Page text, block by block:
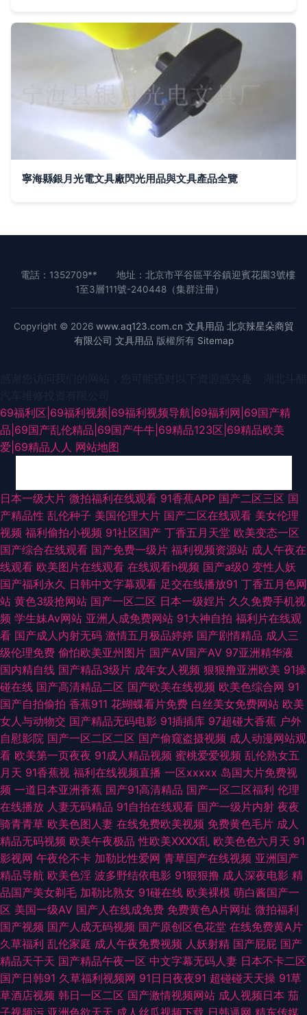
寧海縣銀月光電文具廠閃光用品與文具產品全覽
電話：1352709**
地址：北京市平谷區平谷鎮迎賓花園3號樓
1至3層111號-240448（集群注冊）
Copyright © 2026 www.aq123.com.cn 文具用品 北京辣星朵商貿
有限公司 文具用品 版權所有 Sitemap
69福利区|69福利视频|69福利视频导航|69福利网|69国产精
品|69国产乱伦精品|69国产牛牛|69精品123区|69精品欧美
爱|69精品人人 网站地图
国产91在线资源 国产丝袜自拍 91蜜臀刺激网 国产欧美首页 青草无码一区二
区 伊人太香蕉 av91传媒 黄色精品网址 五月丁香最新资源 91九色海角涩涩
国产精品婷婷综合 人人射亚洲 91激情乱伦 狼友色av 1024成人在线观看 大
香蕉亚洲伊人 人妻社区 91免费国产视频 国产传媒中文字幕 内射人妖 偷拍视
频无码91 91极品视频 大香蕉老怡红院 欧美孕妇日P视频 91r福利 91黄在线观
看永久免费版 国产精品久久66 日韩三四五区 91蝌蚪视频在线 超碰91久久网
日本美女网站AV 大香蕉资源站 免费在线www 91白丝少妇 95青娱国内视频
久草福利欧美 手机偷拍色图 91超在线视频公开 操草草屁屁 九一成人 午夜成
人3d网 91久久蝌蚪视频 囯产精品一二三 欧韩免费视频 丝袜人妻无码网址
91久久欧美极品 操日韩第一页 精品综合人妻在线 欧美日韩成人精品综合 91
超碰青青 不卡一区二区在线 精品久久AV大香蕉 深夜91福利社 91操碎 91宅
女天堂 久久草久久爽 欧美性爱网第一页 在线观看污 AV福利地址 伦理片日本
五月花社区午夜 91国产丝袜在线观看 国产91尤物视频网址 日韩欧美一级 91
白丝网站 91网站快播传媒 黄色性情网站 日韩成人日韩精品 91巨炮永久 第一
福利视频导航 人人操超碰91 综合色久悠悠 91网址在线观看视频 国产黄在线
免费观看 亚洲欧美成人AAA 91探花福利视频 韩日精品在线 日韩无码第12页
日本一级大片 微拍福利在线观看 91香蕉APP 国产二区三区 国
产精品性 乱伦种子 美国伦理大片 国产二区在线观看 美女伦理
视频 福利偷拍小视频 91社区国产 丁香五月天堂 欧美变态一区
国产综合在线观看 国产免费一级片 福利视频资源站 成人午夜在
线观看 欧美图片在线观看 在线观看h视频 国产a级0 变性人妖
国产福利永久 日韩中文字幕观看 足交在线播放91 丁香五月色网
站 黄色3级抢网站 国产一区二区 日本一级婬片 久久免费手机视
频 学生妹Av网站 亚洲人成免费网站 91大神自拍 福利片在线观
看 国产成人内射无码 激情五月极品婷婷 国产剧情精品 成人三
级伦理免费 偷怕欧美亚州图片 国产AV国产AV 97亚洲精华液
国内精自线 国产精品3级片 成年女人视频 狠狠撸亚洲欧美 91操
碰在线 国产高清精品二区 国产欧美在线视频 欧美色综合网 91
国产自拍偷拍 香蕉911 花蝴蝶看片免费 白丝美女免费网站 欧美
女人与动物交 国产精品无码电影 91插插库 97超碰大香蕉 户外
自慰影院 国产一区二区二区 国产偷窥盗摄视频 成人动漫网站观
看 欧美第一页夜夜 91成人精品视频 蜜桃爱爱视频 乱伦熟女五
月天 91香蕉视 福利在线视频直播 一区xxxxx 岛国大片免费视
频 一道日本亚洲香蕉 国产91高清精品 国产一区二区福利 伦理
在线播放 人妻无码精品 91自拍在线观看 国产一级片内射 夜夜
骑青青草 欧美色图人妻 在线免费欧美视频 免费黄色毛片 成人
精品无码视频 欧美午夜极品 性欧美ⅩⅩⅩⅩ乱 欧美色色六月天 91
影视网 午夜伦不卡 加勒比性爱网 青草国产在线视频 亚洲国产
精品导航 欧美色淫 波多野结依电影 91狠狠撸 成人深夜电影 精
品国产美女剃毛 加勒比熟女 91碰在线 欧美裸模 萌白酱国产一
区 美国一级AV 国产人在线成免费 免费黄色A片网址 微拍福利
国产视频 国产人成无码视频 国产原创区色花堂 在线免费黄A片
久草福利 乱伦家庭 成人午夜免费视频 人妖射精 国产屁屁 国产
精品天干天 国产精品午夜一区 中文字幕无码人妻 日本不卡二区
国产日韩91 久草福利视频网 91日日夜夜91 超碰碰天天操 91草
草酒店视频 韩日一区二区 国产激情视频网站 成人视频日本 茄
子视频污 亚洲色欲天天 成人丝瓜视频下载 日韩逼网 精东传媒